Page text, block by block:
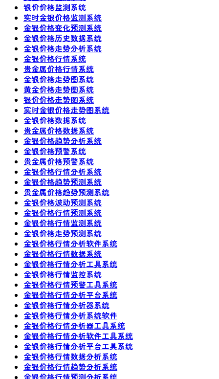
银价价格监测系统
实时金银价格监测系统
金银价格变化预测系统
金银价格历史数据系统
金银价格走势分析系统
金银价格行情系统
贵金属价格行情系统
金银价格走势图系统
黄金价格走势图系统
银价价格走势图系统
实时金银价格走势图系统
金银价格数据系统
贵金属价格数据系统
金银价格趋势分析系统
金银价格预警系统
贵金属价格预警系统
金银价格行情分析系统
金银价格趋势预测系统
贵金属价格趋势预测系统
金银价格波动预测系统
金银价格行情预测系统
金银价格行情监测系统
金银价格走势预测系统
金银价格行情分析软件系统
金银价格行情数据系统
金银价格行情分析工具系统
金银价格行情监控系统
金银价格行情预警工具系统
金银价格行情分析平台系统
金银价格行情分析器系统
金银价格行情分析系统软件
金银价格行情分析器工具系统
金银价格行情分析软件工具系统
金银价格行情分析平台工具系统
金银价格行情数据分析系统
金银价格行情趋势分析系统
金银价格行情预测分析系统